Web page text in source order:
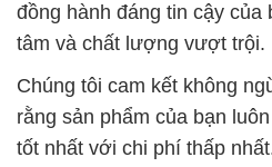
đồng hành đáng tin cậy của
tâm và chất lượng vượt trội.
Chúng tôi cam kết không
rằng sản phẩm của bạn
tốt nhất với chi phí thấp